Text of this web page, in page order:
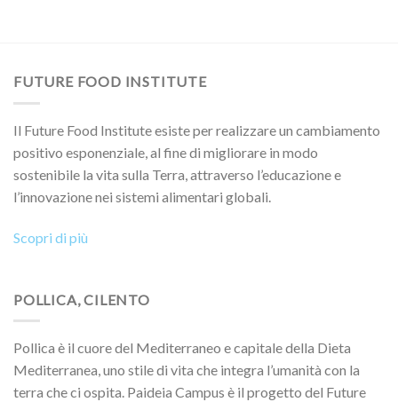
FUTURE FOOD INSTITUTE
Il Future Food Institute esiste per realizzare un cambiamento
positivo esponenziale, al fine di migliorare in modo
sostenibile la vita sulla Terra, attraverso l’educazione e
l’innovazione nei sistemi alimentari globali.
Scopri di più
POLLICA, CILENTO
Pollica è il cuore del Mediterraneo e capitale della Dieta
Mediterranea, uno stile di vita che integra l’umanità con la
terra che ci ospita. Paideia Campus è il progetto del Future